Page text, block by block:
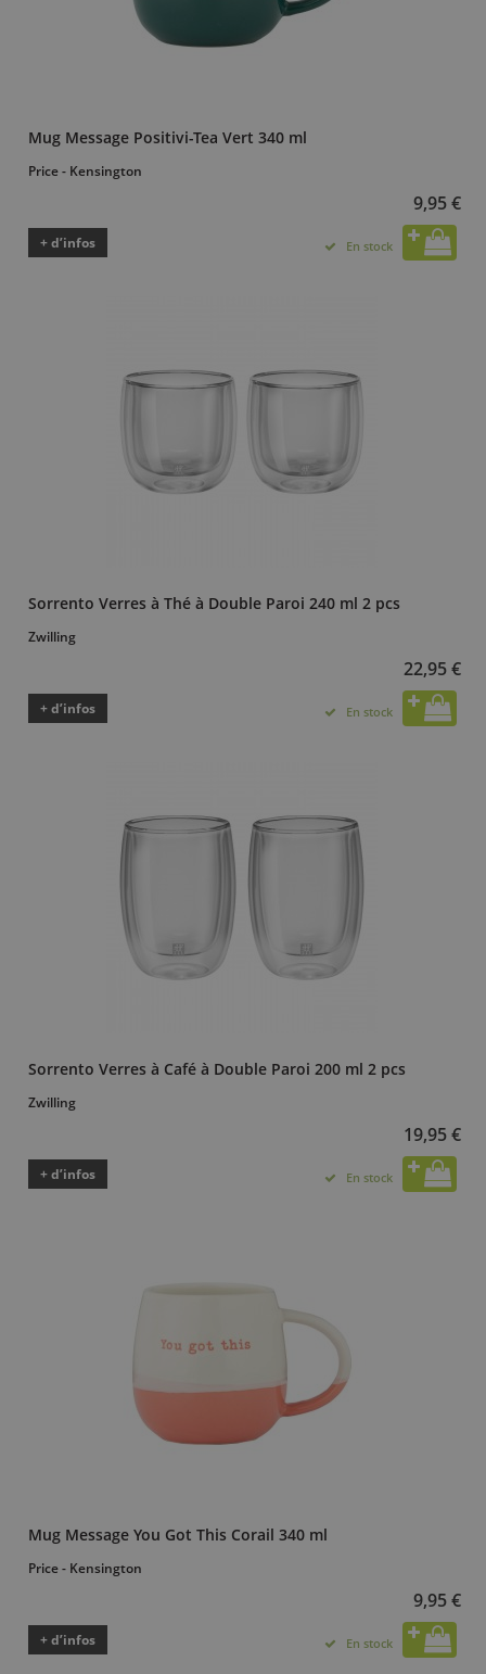
Mug Message Positivi-Tea Vert 340 ml
Price - Kensington
9,95 €
+ d’infos En stock
Sorrento Verres à Thé à Double Paroi 240 ml 2 pcs
Zwilling
22,95 €
+ d’infos En stock
Sorrento Verres à Café à Double Paroi 200 ml 2 pcs
Zwilling
19,95 €
+ d’infos En stock
Mug Message You Got This Corail 340 ml
Price - Kensington
9,95 €
+ d’infos En stock